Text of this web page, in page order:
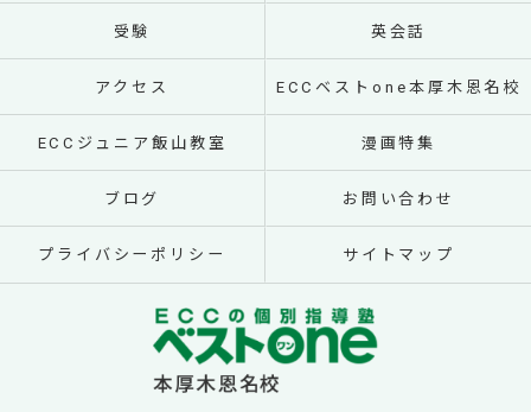
受験 英会話
アクセス ECCベストone本厚木恩名校
ECCジュニア飯山教室 漫画特集
ブログ お問い合わせ
プライバシーポリシー サイトマップ